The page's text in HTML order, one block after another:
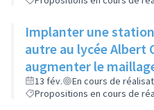
Implanter une
autre au lycée Albert
augmenter le
compenser le manque
notamment
13 fév.
En cours de
Propositions en cours de